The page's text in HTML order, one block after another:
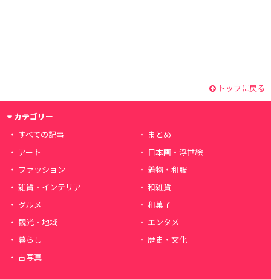
トップに戻る
カテゴリー
すべての記事
まとめ
アート
日本画・浮世絵
ファッション
着物・和服
雑貨・インテリア
和雑貨
グルメ
和菓子
観光・地域
エンタメ
暮らし
歴史・文化
古写真